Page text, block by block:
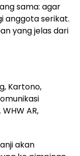
sama: agar
anggota serikat.
yang jelas dari
Kartono,
AR,
akan